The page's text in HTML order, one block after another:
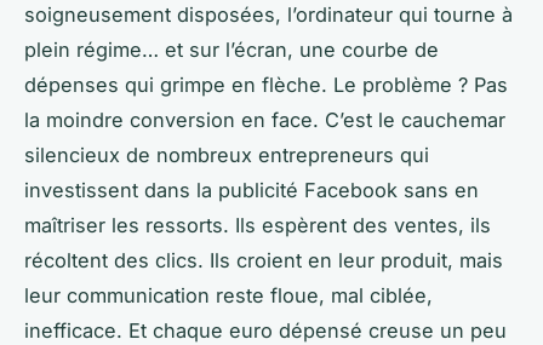
soigneusement disposées, l’ordinateur qui tourne à
plein régime… et sur l’écran, une courbe de
dépenses qui grimpe en flèche. Le problème ? Pas
la moindre conversion en face. C’est le cauchemar
silencieux de nombreux entrepreneurs qui
investissent dans la publicité Facebook sans en
maîtriser les ressorts. Ils espèrent des ventes, ils
récoltent des clics. Ils croient en leur produit, mais
leur communication reste floue, mal ciblée,
inefficace. Et chaque euro dépensé creuse un peu